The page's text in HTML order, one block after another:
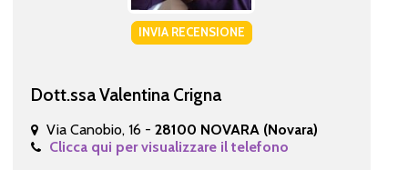
INVIA RECENSIONE
Dott.ssa Valentina Crigna
Via Canobio, 16 - 28100 NOVARA (Novara)
Clicca qui per visualizzare il telefono